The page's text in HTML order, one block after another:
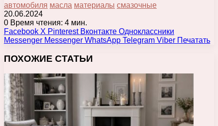
автомобиля масла материалы смазочные
20.06.2024
0 Время чтения: 4 мин.
Facebook X Pinterest Вконтакте Одноклассники
Messenger Messenger WhatsApp Telegram Viber Печатать
ПОХОЖИЕ СТАТЬИ